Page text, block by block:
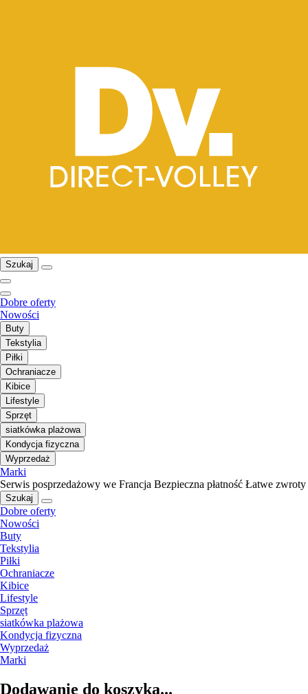
Szukaj
Dobre oferty
Nowości
Buty
Tekstylia
Piłki
Ochraniacze
Kibice
Lifestyle
Sprzęt
siatkówka plażowa
Kondycja fizyczna
Wyprzedaż
Marki
Serwis posprzedażowy we Francja Bezpieczna płatność Łatwe zwroty
Szukaj
Dobre oferty
Nowości
Buty
Tekstylia
Piłki
Ochraniacze
Kibice
Lifestyle
Sprzęt
siatkówka plażowa
Kondycja fizyczna
Wyprzedaż
Marki
Dodawanie do koszyka...